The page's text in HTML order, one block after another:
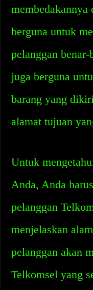
berguna untuk
pelanggan
juga berguna
barang yang
alamat tujuan
Untuk
Anda, Anda
pelanggan
menjelaskan
pelanggan akan
Telkomsel yang